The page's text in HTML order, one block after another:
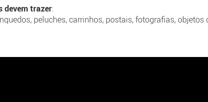
devem trazer:
peluches, carrinhos, postais, fotografias,